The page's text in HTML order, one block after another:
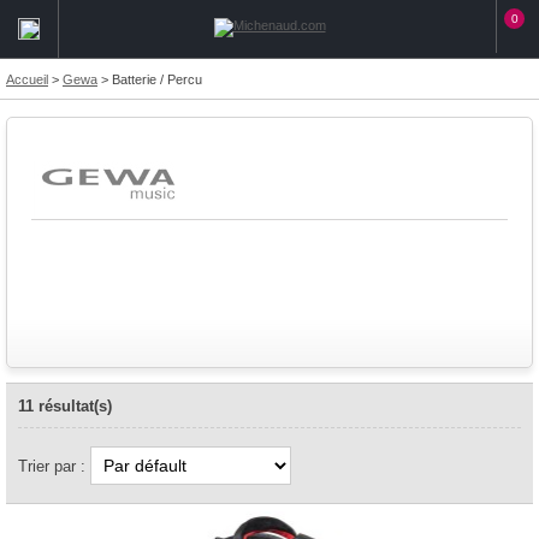
0
Accueil > Gewa > Batterie / Percu
11 résultat(s)
Trier par :